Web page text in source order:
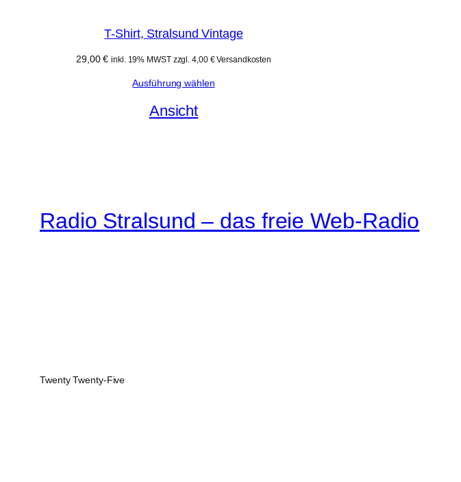
T-Shirt, Stralsund Vintage
29,00€ inkl. 19% MWST zzgl. 4,00 € Versandkosten
Ausführung wählen
Ansicht
Radio Stralsund – das freie Web-Radio
Twenty Twenty-Five